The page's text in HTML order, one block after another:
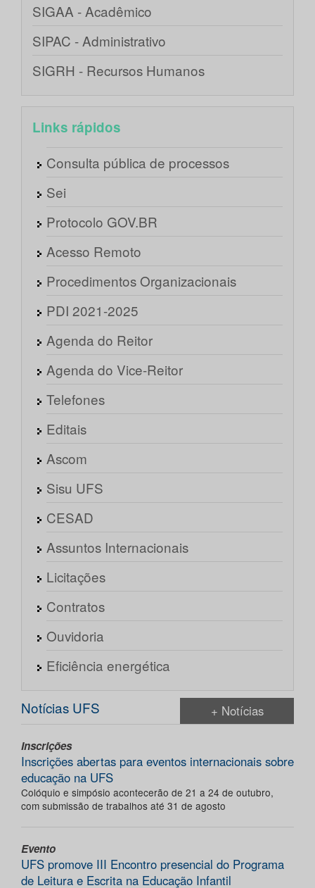
SIGAA - Acadêmico
SIPAC - Administrativo
SIGRH - Recursos Humanos
Links rápidos
Consulta pública de processos
Sei
Protocolo GOV.BR
Acesso Remoto
Procedimentos Organizacionais
PDI 2021-2025
Agenda do Reitor
Agenda do Vice-Reitor
Telefones
Editais
Ascom
Sisu UFS
CESAD
Assuntos Internacionais
Licitações
Contratos
Ouvidoria
Eficiência energética
Notícias UFS + Notícias
Inscrições
Inscrições abertas para eventos internacionais sobre
educação na UFS
Colóquio e simpósio acontecerão de 21 a 24 de outubro,
com submissão de trabalhos até 31 de agosto
Evento
UFS promove III Encontro presencial do Programa
de Leitura e Escrita na Educação Infantil